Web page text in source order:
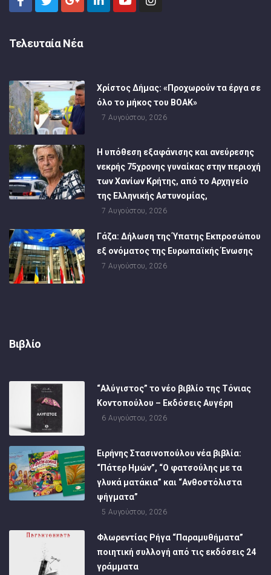
Τελευταία Νέα
Χρίστος Δήμας: «Προχωρούν τα έργα σε
όλο το μήκος του ΒΟΑΚ»
7 Αυγούστου, 2026
Η υπόθεση εξαφάνισης και ανεύρεσης
νεκρής 75χρονης γυναίκας στην περιοχή
των Χανίων Κρήτης, από το Αρχηγείο
της Ελληνικής Αστυνομίας,
7 Αυγούστου, 2026
Γάζα: Δήλωση της Ύπατης Εκπροσώπου
εξ ονόματος της Ευρωπαϊκής Ένωσης
7 Αυγούστου, 2026
Βιβλίο
“Αλύγιστος” το νέο βιβλίο της Τόνιας
Κοντοπούλου – Εκδόσεις Αυγέρη
6 Αυγούστου, 2026
Ειρήνης Στασινοπούλου νέα βιβλία:
“Πάτερ Ημών”, “Ο φατσούλης με τα
γλυκά ματάκια” και “Ανθοστόλιστα
ψήγματα”
5 Αυγούστου, 2026
Φλωρεντίας Ρήγα “Παραμυθήματα”
ποιητική συλλογή από τις εκδόσεις 24
γράμματα